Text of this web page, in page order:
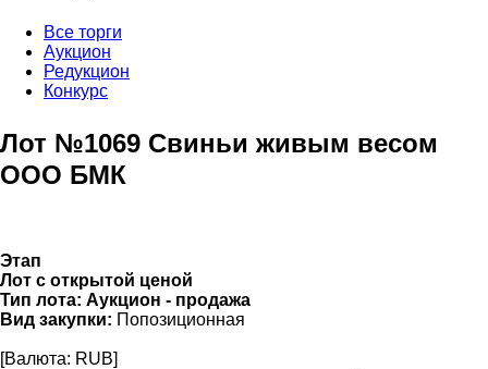
Все торги
Аукцион
Редукцион
Конкурс
Лот №1069 Свиньи живым весом
ООО БМК
Этап
Лот с открытой ценой
Тип лота: Аукцион - продажа
Вид закупки: Попозиционная
[Валюта: RUB]